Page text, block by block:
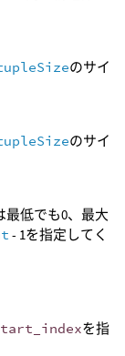
のサイ
のサイ
最低でも0、最大
- 1を指定してく
を指